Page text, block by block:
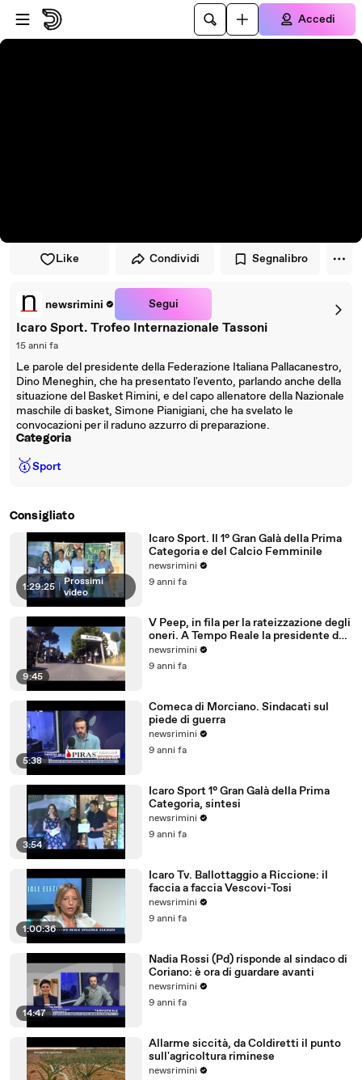
Vai al lettore
Passa al contenuto principale
Accedi
Like Condividi Segnalibro
newsrimini Segui
Icaro Sport. Trofeo Internazionale Tassoni
15 anni fa
Le parole del presidente della Federazione Italiana Pallacanestro,
Dino Meneghin, che ha presentato l'evento, parlando anche della
situazione del Basket Rimini, e del capo allenatore della Nazionale
maschile di basket, Simone Pianigiani, che ha svelato le
convocazioni per il raduno azzurro di preparazione.
Categoria
🥇Sport
Consigliato
1:29:25 | Prossimi
video
Icaro Sport. Il 1° Gran Galà della Prima
Categoria e del Calcio Femminile
newsrimini
9 anni fa
9:45
V Peep, in fila per la rateizzazione degli
oneri. A Tempo Reale la presidente del
Comitato
newsrimini
9 anni fa
5:38
Comeca di Morciano. Sindacati sul
piede di guerra
newsrimini
9 anni fa
3:54
Icaro Sport 1° Gran Galà della Prima
Categoria, sintesi
newsrimini
9 anni fa
1:00:36
Icaro Tv. Ballottaggio a Riccione: il
faccia a faccia Vescovi-Tosi
newsrimini
9 anni fa
14:47
Nadia Rossi (Pd) risponde al sindaco di
Coriano: è ora di guardare avanti
newsrimini
9 anni fa
Allarme siccità, da Coldiretti il punto
sull'agricoltura riminese
newsrimini